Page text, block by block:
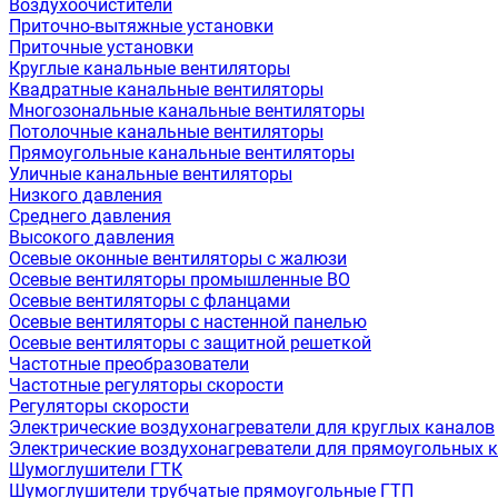
Воздухоочистители
Приточно-вытяжные установки
Приточные установки
Круглые канальные вентиляторы
Квадратные канальные вентиляторы
Многозональные канальные вентиляторы
Потолочные канальные вентиляторы
Прямоугольные канальные вентиляторы
Уличные канальные вентиляторы
Низкого давления
Среднего давления
Высокого давления
Осевые оконные вентиляторы с жалюзи
Осевые вентиляторы промышленные ВО
Осевые вентиляторы с фланцами
Осевые вентиляторы с настенной панелью
Осевые вентиляторы с защитной решеткой
Частотные преобразователи
Частотные регуляторы скорости
Регуляторы скорости
Электрические воздухонагреватели для круглых каналов
Электрические воздухонагреватели для прямоугольных
Шумоглушители ГТК
Шумоглушители трубчатые прямоугольные ГТП